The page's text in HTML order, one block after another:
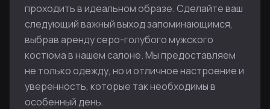
проходить в идеальном образе. Сделайте ваш
следующий важный выход запоминающимся,
выбрав аренду серо-голубого мужского
костюма в нашем салоне. Мы предоставляем
не только одежду, но и отличное настроение и
уверенность, которые так необходимы в
особенный день.